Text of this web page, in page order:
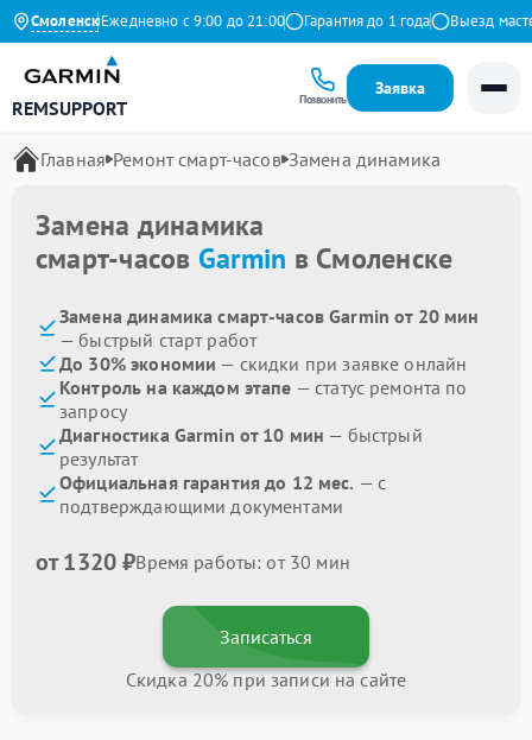
Смоленск
Яндекс Ежедневно с 9:00 до 21:00 Гарантия до 1 года Выезд
REMSUPPORT Позвонить
Заявка
Главная Ремонт смарт-часов Замена динамика
Замена динамика
смарт-часов Garmin в Смоленске
Замена динамика смарт-часов Garmin от 20 мин
— быстрый старт работ
До 30% экономии — скидки при заявке онлайн
Контроль на каждом этапе — статус ремонта по
запросу
Диагностика Garmin от 10 мин — быстрый
результат
Официальная гарантия до 12 мес. — с
подтверждающими документами
от 1320 ₽Время работы: от 30 мин
Записаться
Скидка 20% при записи на сайте